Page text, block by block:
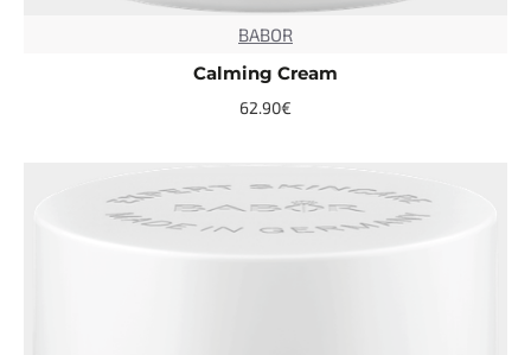
BABOR
Calming Cream
62.90€